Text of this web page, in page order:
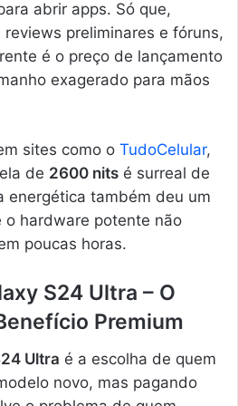
abrir apps. Só que,
preliminares e fóruns,
é o preço de lançamento
exagerado para mãos
sites como o TudoCelular,
de 2600 nits é surreal de
energética também deu um
o hardware potente não
poucas horas.
S24 Ultra – O
Premium
Ultra é a escolha de quem
novo, mas pagando